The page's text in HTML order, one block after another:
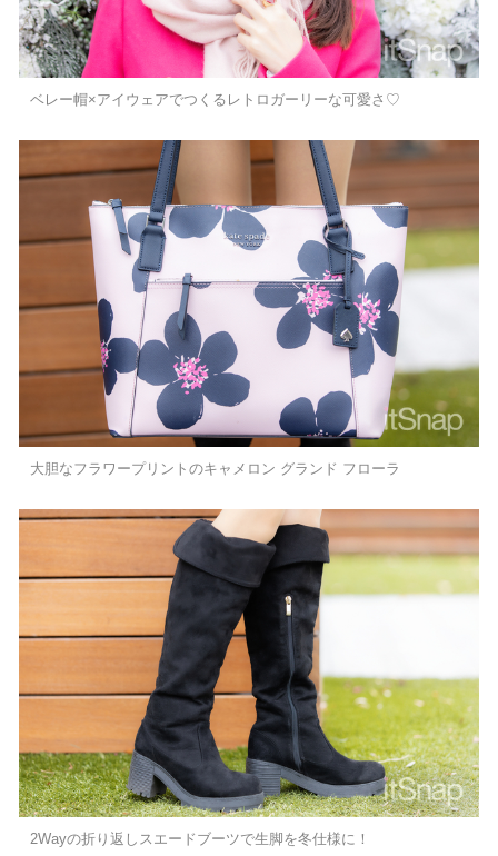
ベレー帽×アイウェアでつくるレトロガーリーな可愛さ♡
大胆なフラワープリントのキャメロン グランド フローラ
2Wayの折り返しスエードブーツで生脚を冬仕様に！